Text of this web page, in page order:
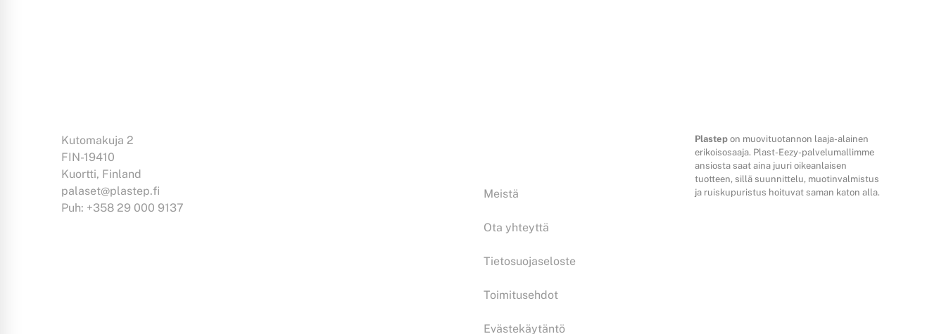
Kutomakuja 2
FIN-19410
Kuortti, Finland
palaset@plastep.fi
Puh: +358 29 000 9137
Meistä
Ota yhteyttä
Tietosuojaseloste
Toimitusehdot
Evästekäytäntö
Plastep on muovituotannon laaja-alainen
erikoisosaaja. Plast-Eezy-palvelumallimme
ansiosta saat aina juuri oikeanlaisen
tuotteen, sillä suunnittelu, muotinvalmistus
ja ruiskupuristus hoituvat saman katon alla.